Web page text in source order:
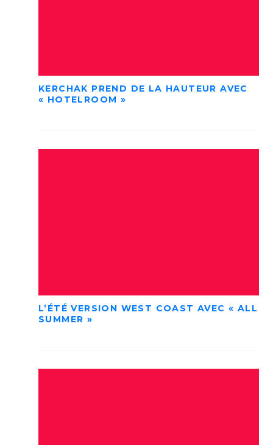
KERCHAK PREND DE LA HAUTEUR AVEC
« HOTELROOM »
L’ÉTÉ VERSION WEST COAST AVEC « ALL
SUMMER »